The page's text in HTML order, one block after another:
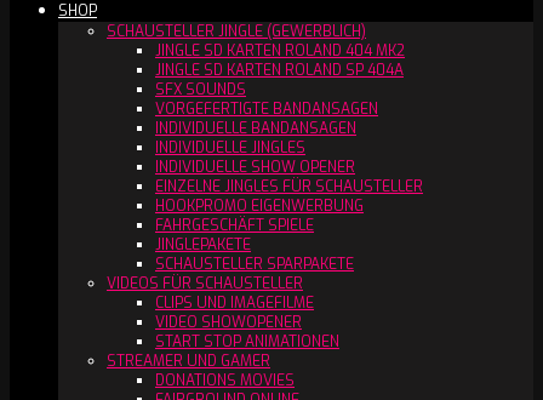
SHOP
SCHAUSTELLER JINGLE (GEWERBLICH)
JINGLE SD KARTEN ROLAND 404 MK2
JINGLE SD KARTEN ROLAND SP 404A
SFX SOUNDS
VORGEFERTIGTE BANDANSAGEN
INDIVIDUELLE BANDANSAGEN
INDIVIDUELLE JINGLES
INDIVIDUELLE SHOW OPENER
EINZELNE JINGLES FÜR SCHAUSTELLER
HOOKPROMO EIGENWERBUNG
FAHRGESCHÄFT SPIELE
JINGLEPAKETE
SCHAUSTELLER SPARPAKETE
VIDEOS FÜR SCHAUSTELLER
CLIPS UND IMAGEFILME
VIDEO SHOWOPENER
START STOP ANIMATIONEN
STREAMER UND GAMER
DONATIONS MOVIES